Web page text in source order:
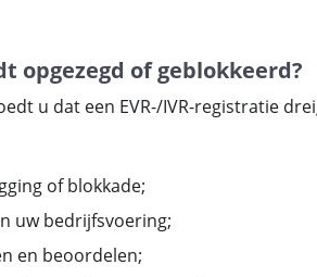
opgezegd of geblokkeerd?
u dat een EVR-/IVR-registratie
of blokkade;
uw bedrijfsvoering;
en beoordelen;